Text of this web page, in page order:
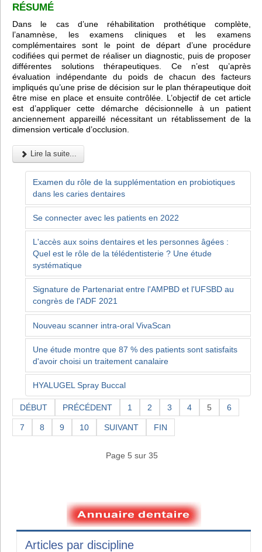
RÉSUMÉ
Dans le cas d’une réhabilitation prothétique complète,
l’anamnèse, les examens cliniques et les examens
complémentaires sont le point de départ d’une procédure
codifiées qui permet de réaliser un diagnostic, puis de proposer
différentes solutions thérapeutiques. Ce n’est qu’après
évaluation indépendante du poids de chacun des facteurs
impliqués qu’une prise de décision sur le plan thérapeutique doit
être mise en place et ensuite contrôlée. L’objectif de cet article
est d’appliquer cette démarche décisionnelle à un patient
anciennement appareillé nécessitant un rétablissement de la
dimension verticale d’occlusion.
Lire la suite...
Examen du rôle de la supplémentation en probiotiques
dans les caries dentaires
Se connecter avec les patients en 2022
L'accès aux soins dentaires et les personnes âgées :
Quel est le rôle de la télédentisterie ? Une étude
systématique
Signature de Partenariat entre l'AMPBD et l'UFSBD au
congrès de l'ADF 2021
Nouveau scanner intra-oral VivaScan
Une étude montre que 87 % des patients sont satisfaits
d'avoir choisi un traitement canalaire
HYALUGEL Spray Buccal
DÉBUT PRÉCÉDENT 1 2 3 4 5 6
7 8 9 10 SUIVANT FIN
Page 5 sur 35
Articles par discipline